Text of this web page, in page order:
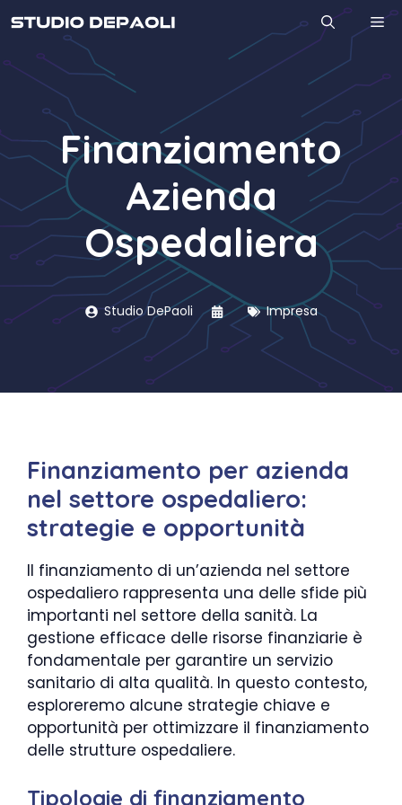
al
contenuto
Finanziamento
Azienda
Ospedaliera
Studio DePaoli Impresa
Finanziamento per azienda
nel settore ospedaliero:
strategie e opportunità
Il finanziamento di un’azienda nel settore
ospedaliero rappresenta una delle sfide più
importanti nel settore della sanità. La
gestione efficace delle risorse finanziarie è
fondamentale per garantire un servizio
sanitario di alta qualità. In questo contesto,
esploreremo alcune strategie chiave e
opportunità per ottimizzare il finanziamento
delle strutture ospedaliere.
Tipologie di finanziamento